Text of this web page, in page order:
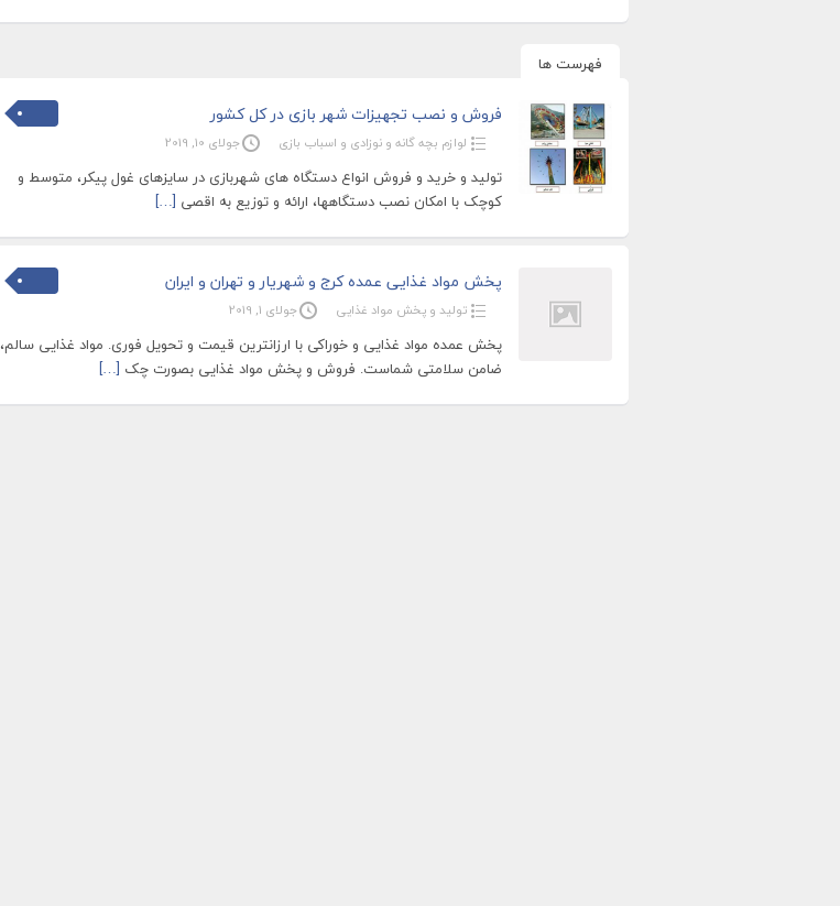
فهرست ها
فروش و نصب تجهیزات شهر بازی در کل کشور
لوازم بچه گانه و نوزادی و اسباب بازی جولای 10, 2019
تولید و خرید و فروش انواع دستگاه های شهربازی در سایزهای غول پیکر، متوسط و
کوچک با امکان نصب دستگاهها، ارائه و توزیع به اقصی […]
پخش مواد غذایی عمده کرج و شهریار و تهران و ایران
تولید و پخش مواد غذایی جولای 1, 2019
پخش عمده مواد غذایی و خوراکی با ارزانترین قیمت و تحویل فوری. مواد غذایی سالم،
ضامن سلامتی شماست. فروش و پخش مواد غذایی بصورت چک […]